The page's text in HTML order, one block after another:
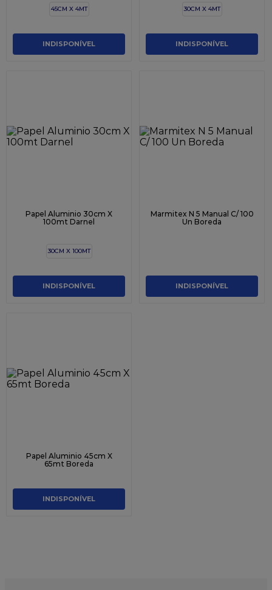
45CM X 4MT
INDISPONÍVEL
30CM X 4MT
INDISPONÍVEL
Papel Aluminio 30cm X
100mt Darnel
30CM X 100MT
INDISPONÍVEL
Marmitex N 5 Manual C/ 100
Un Boreda
INDISPONÍVEL
Papel Aluminio 45cm X
65mt Boreda
INDISPONÍVEL